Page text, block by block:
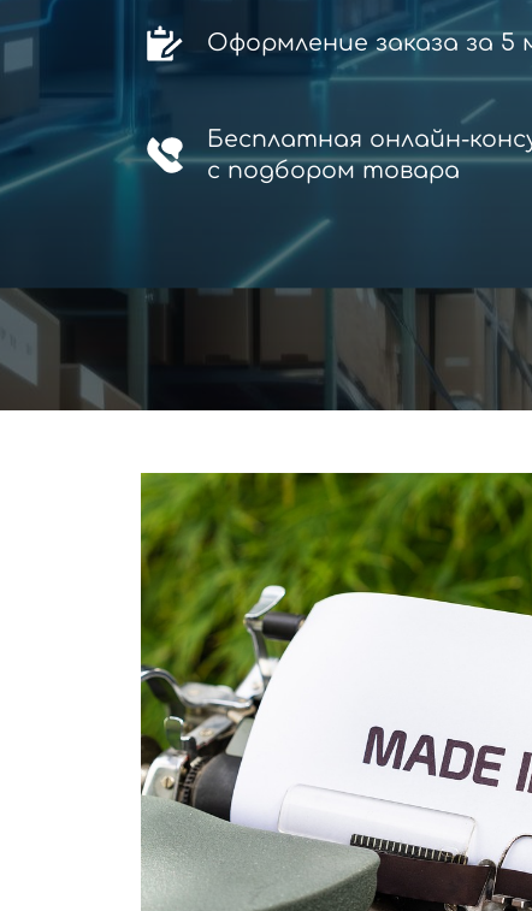
Оформление заказа за 5
Бесплатная онлайн-
с подбором товара